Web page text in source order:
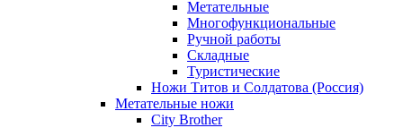
Метательные
Многофункциональные
Ручной работы
Складные
Туристические
Ножи Титов и Солдатова (Россия)
Метательные ножи
City Brother